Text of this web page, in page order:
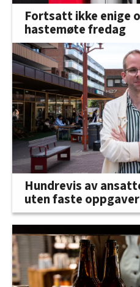
Fortsatt ikke enige
hastemøte fredag
Hundrevis av
uten faste oppgaver